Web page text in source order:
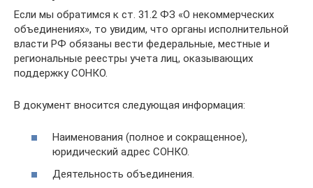
Если мы обратимся к ст. 31.2 ФЗ «О некоммерческих
объединениях», то увидим, что органы исполнительной
власти РФ обязаны вести федеральные, местные и
региональные реестры учета лиц, оказывающих
поддержку СОНКО.
В документ вносится следующая информация:
Наименования (полное и сокращенное),
юридический адрес СОНКО.
Деятельность объединения.